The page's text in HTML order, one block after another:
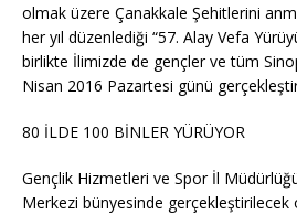
olmak üzere Çanakkale Şehitlerini
her yıl düzenlediği “57. Alay Vefa
birlikte İlimizde de gençler ve tüm
Nisan 2016 Pazartesi günü
80 İLDE 100 BİNLER YÜRÜYOR
Gençlik Hizmetleri ve Spor İl
Merkezi bünyesinde gerçekleştirilecek